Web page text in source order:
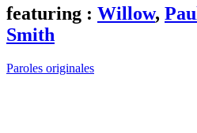
featuring : Willow,
Smith
Paroles originales